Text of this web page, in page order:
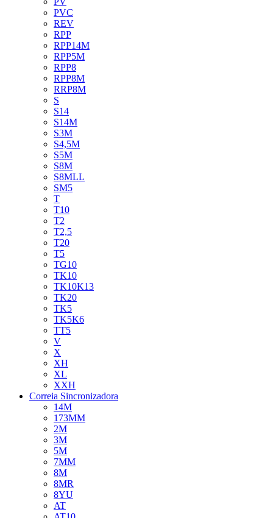
PVC
REV
RPP
RPP14M
RPP5M
RPP8
RPP8M
RRP8M
S
S14
S14M
S3M
S4,5M
S5M
S8M
S8MLL
SM5
T
T10
T2
T2,5
T20
T5
TG10
TK10
TK10K13
TK20
TK5
TK5K6
TT5
V
X
XH
XL
XXH
Correia Sincronizadora
14M
173MM
2M
3M
5M
7MM
8M
8MR
8YU
AT